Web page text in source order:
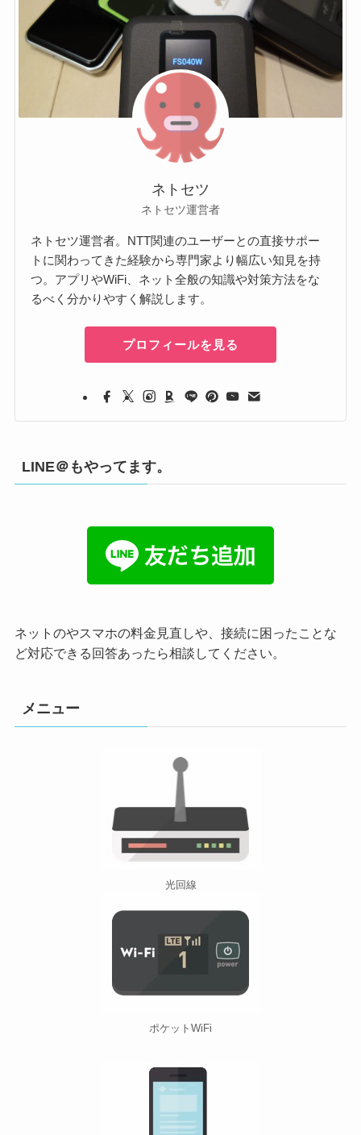
ネトセツ
ネトセツ運営者
ネトセツ運営者。NTT関連のユーザーとの直接サポー
トに関わってきた経験から専門家より幅広い知見を持
つ。アプリやWiFi、ネット全般の知識や対策方法をな
るべく分かりやすく解説します。
プロフィールを見る
LINE＠もやってます。
ネットのやスマホの料金見直しや、接続に困ったことな
ど対応できる回答あったら相談してください。
メニュー
光回線
ポケットWiFi